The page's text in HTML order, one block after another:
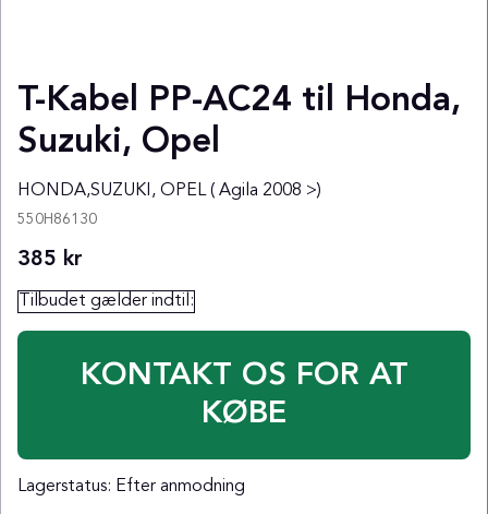
T-Kabel PP-AC24 til Honda,
Suzuki, Opel
HONDA,SUZUKI, OPEL ( Agila 2008 >)
550H86130
385 kr
Tilbudet gælder indtil:
KONTAKT OS FOR AT
KØBE
Lagerstatus: Efter anmodning